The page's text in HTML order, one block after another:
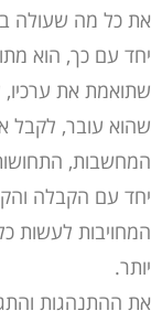
את כל מה שעולה
יחד עם כך, הוא
שתואמת את ערכיו,
שהוא עובר, לקבל
המחשבות,
יחד עם הקבלה
המחויבות לעשות כל
יותר.
את ההתנהגות